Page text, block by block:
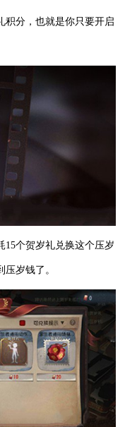
积分，也就是你只要开启
15个贺岁礼兑换这个压岁
岁钱了。